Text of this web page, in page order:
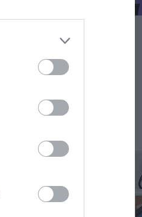
MOLIS
ATLIKO MAINŲ
DAUGIAU DAIKTŲ